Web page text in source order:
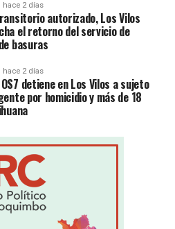
hace 2 días
autorizado, Los Vilos
el retorno del servicio de
basuras
hace 2 días
detiene en Los Vilos a sujeto
por homicidio y más de 18